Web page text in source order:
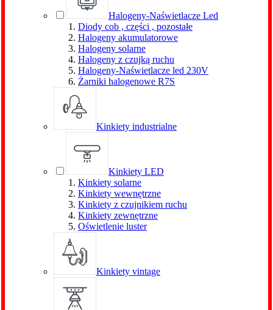
Halogeny-Naświetlacze Led
Diody cob , części , pozostałe
Halogeny akumulatorowe
Halogeny solarne
Halogeny z czujką ruchu
Halogeny-Naświetlacze led 230V
Żarniki halogenowe R7S
Kinkiety industrialne
Kinkiety LED
Kinkiety solarne
Kinkiety wewnętrzne
Kinkiety z czujnikiem ruchu
Kinkiety zewnętrzne
Oświetlenie luster
Kinkiety vintage